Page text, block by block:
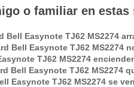
o familiar en estas
Bell Easynote TJ62 MS2274
Bell Easynote TJ62 MS2274
TJ62 MS2274
Bell Easynote TJ62 MS2274
Easynote TJ62 MS2274se